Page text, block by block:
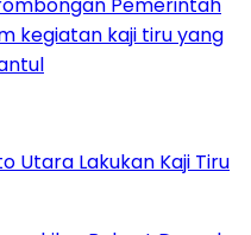
Utara Lakukan Kaji Tiru